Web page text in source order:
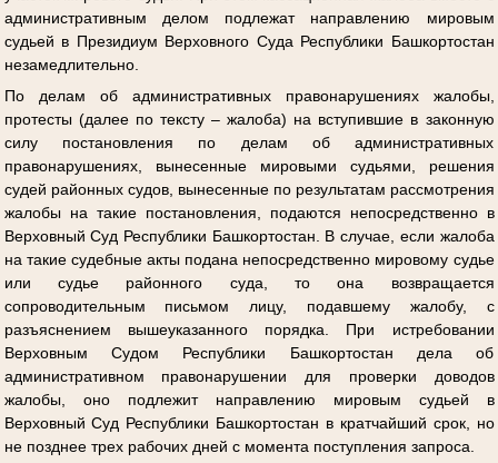
административным делом подлежат направлению мировым
судьей в Президиум Верховного Суда Республики Башкортостан
незамедлительно.
По делам об административных правонарушениях жалобы,
протесты (далее по тексту – жалоба) на вступившие в законную
силу постановления по делам об административных
правонарушениях, вынесенные мировыми судьями, решения
судей районных судов, вынесенные по результатам рассмотрения
жалобы на такие постановления, подаются непосредственно в
Верховный Суд Республики Башкортостан. В случае, если жалоба
на такие судебные акты подана непосредственно мировому судье
или судье районного суда, то она возвращается
сопроводительным письмом лицу, подавшему жалобу, с
разъяснением вышеуказанного порядка. При истребовании
Верховным Судом Республики Башкортостан дела об
административном правонарушении для проверки доводов
жалобы, оно подлежит направлению мировым судьей в
Верховный Суд Республики Башкортостан в кратчайший срок, но
не позднее трех рабочих дней с момента поступления запроса.